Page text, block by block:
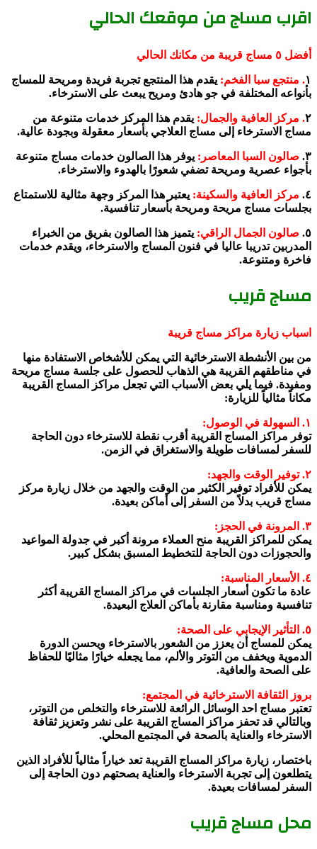
اقرب مساج من موقعك الحالي
أفضل ٥ مساج قريبة من مكانك الحالي
١. منتجع سبا الفخم: يقدم هذا المنتجع تجربة فريدة ومريحة للمساج
بأنواعه المختلفة في جو هادئ ومريح يبعث على الاسترخاء.
٢. مركز العافية والجمال: يقدم هذا المركز خدمات متنوعة من
مساج الاسترخاء إلى مساج العلاجي بأسعار معقولة وبجودة عالية.
٣. صالون السبا المعاصر: يوفر هذا الصالون خدمات مساج متنوعة
بأجواء عصرية ومريحة تضفي شعورًا بالهدوء والاسترخاء.
٤. مركز العافية والسكينة: يعتبر هذا المركز وجهة مثالية للاستمتاع
بجلسات مساج مريحة ومريحة بأسعار تنافسية.
٥. صالون الجمال الراقي: يتميز هذا الصالون بفريق من الخبراء
المدربين تدريبا عاليا في فنون المساج والاسترخاء، ويقدم خدمات
فاخرة ومتنوعة.
مساج قريب
اسباب زيارة مراكز مساج قريبة
من بين الأنشطة الاسترخائية التي يمكن للأشخاص الاستفادة منها
في مناطقهم القريبة هي الذهاب للحصول على جلسة مساج مريحة
ومفيدة. فيما يلي بعض الأسباب التي تجعل مراكز المساج القريبة
مكاناً مثالياً للزيارة:
١. السهولة في الوصول:
توفر مراكز المساج القريبة أقرب نقطة للاسترخاء دون الحاجة
للسفر لمسافات طويلة والاستغراق في الزمن.
٢. توفير الوقت والجهد:
يمكن للأفراد توفير الكثير من الوقت والجهد من خلال زيارة مركز
مساج قريب بدلاً من السفر إلى أماكن بعيدة.
٣. المرونة في الحجز:
يمكن للمراكز القريبة منح العملاء مرونة أكبر في جدولة المواعيد
والحجوزات دون الحاجة للتخطيط المسبق بشكل كبير.
٤. الأسعار المناسبة:
عادة ما تكون أسعار الجلسات في مراكز المساج القريبة أكثر
تنافسية ومناسبة مقارنة بأماكن العلاج البعيدة.
٥. التأثير الإيجابي على الصحة:
يمكن للمساج أن يعزز من الشعور بالاسترخاء ويحسن الدورة
الدموية ويخفف من التوتر والألم، مما يجعله خيارًا مثاليًا للحفاظ
على الصحة والعافية.
بروز الثقافة الاسترخائية في المجتمع:
تعتبر مساج احد الوسائل الرائعة للاسترخاء والتخلص من التوتر،
وبالتالي قد تحفز مراكز المساج القريبة على نشر وتعزيز ثقافة
الاسترخاء والعناية بالصحة في المجتمع المحلي.
باختصار، زيارة مراكز المساج القريبة تعد خياراً مثالياً للأفراد الذين
يتطلعون إلى تجربة الاسترخاء والعناية بصحتهم دون الحاجة إلى
السفر لمسافات بعيدة.
محل مساج قريب